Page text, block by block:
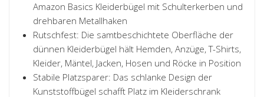
Amazon Basics Kleiderbügel mit Schulterkerben und
drehbaren Metallhaken
Rutschfest: Die samtbeschichtete Oberfläche der
dünnen Kleiderbügel hält Hemden, Anzüge, T-Shirts,
Kleider, Mäntel, Jacken, Hosen und Röcke in Position
Stabile Platzsparer: Das schlanke Design der
Kunststoffbügel schafft Platz im Kleiderschrank